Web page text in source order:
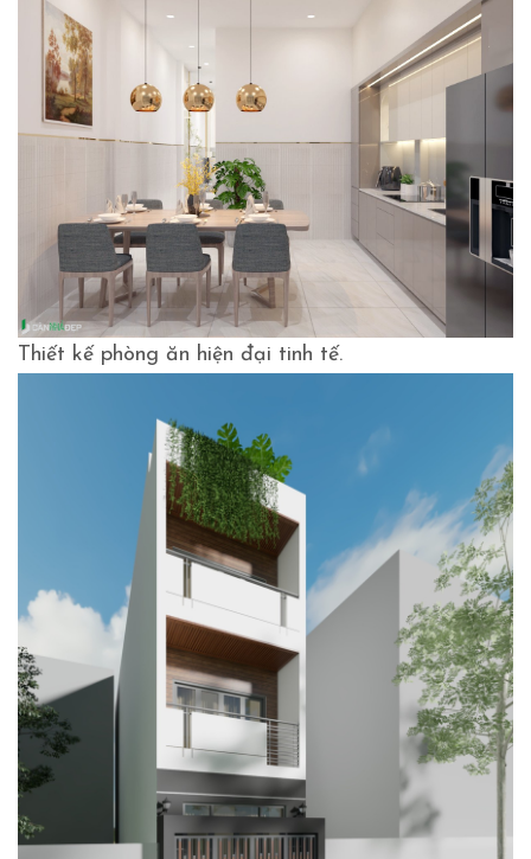
Thiết kế phòng ăn hiện đại tinh tế.